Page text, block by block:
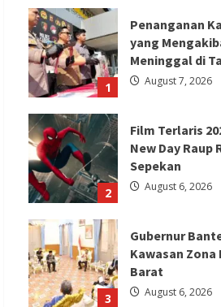
Sirsak
Kesehatan
Dan
Manfaatnya
1
Penanganan
yang
Meninggal di
August 7, 2026
2
Film Terlaris
New Day Raup
Sepekan
August 6, 2026
3
Gubernur
Kawasan
Barat
August 6, 2026